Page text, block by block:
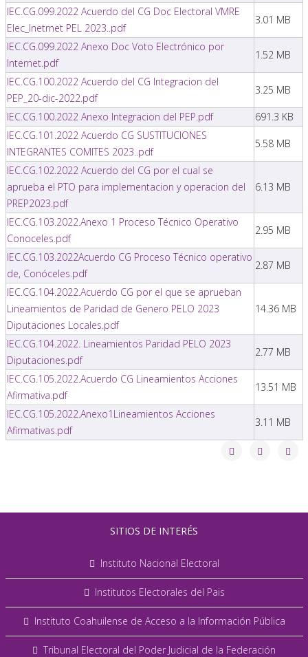
IEC.CG.099.2022 Acuerdo del CG Doc Electoral VMRE
Elec_Inetrnet PEL 2023..pdf
3.01 MB
IEC.CG.099.2022 Anexo Doc Voto Electrónico por
Internet.pdf
1.52 MB
IEC.CG.100.2022 Acuerdo del CG Integracion del
PEP_20-dic-2022.pdf
3.25 MB
IEC.CG.100.2022 Anexo Integracion del PEP.pdf
691.3 KB
IEC.CG.101.2022 Acuerdo CG SUSTITUCIONES
INTEGRANTES COMITES 2023..pdf
5.58 MB
IEC.CG.102.2022 Acuerdo del CG por el cual se
aprueba el PTO para implementacion y operacion del
PREP2023.pdf
6.13 MB
IEC.CG.103.2022.Anexo 1 Proceso Técnico Operativo
Conoceles.pdf
2.95 MB
IEC.CG.103.2022Acuerdo CG Proceso Técnico operativo
de, Conóceles.pdf
2.87 MB
IEC.CG.104.2022.Acuerdo CG por el que se aprueban
Lineamientos de Paridad de Genero PELO 2023
Diputaciones Locales.pdf
14.36 MB
IEC.CG.104.2022. Lineamientos Paridad PELO 2023
Diputaciones.pdf
2.77 MB
IEC.CG.105.2022.Acuerdo CG Lineamientos Acciones
Afirmativa.pdf
13.51 MB
IEC.CG.105.2022.Anexo1Lineamientos Acciones
Afirmativas.pdf
3.11 MB
SITIOS DE INTERÉS
Instituto Nacional Electoral
Institutos Electorales del Pais
Instituto Coahuilense de Acceso a la Información Pública
Tribunal Electoral del Poder Judicial de la Federación